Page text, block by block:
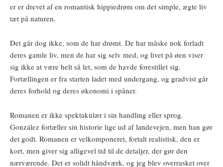
er er drevet af en romantisk hippiedrøm om det simple, ægte liv
tæt på naturen.
Det går dog ikke, som de har drømt. De har måske nok forladt
deres gamle liv, men de har sig selv med, og livet på øen viser
sig ikke at være helt så let, som de havde forestillet sig.
Fortællingen er fra starten ladet med undergang, og gradvist går
deres forhold og deres økonomi i spåner.
Romanen er ikke spektakulær i sin handling eller sprog.
González fortæller sin historie lige ud af landevejen, men han gør
det godt. Romanen er velkomponeret, fortalt realistisk, den er
kort, men giver sig alligevel tid til de detaljer, der gør den
nærværende. Det er solidt håndværk, og jeg blev overrasket over